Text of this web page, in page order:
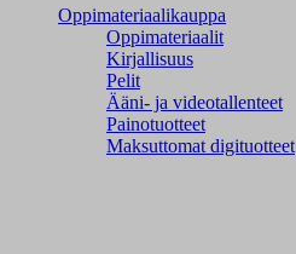
Oppimateriaalikauppa
Oppimateriaalit
Kirjallisuus
Pelit
Ääni- ja videotallenteet
Painotuotteet
Maksuttomat digituotteet